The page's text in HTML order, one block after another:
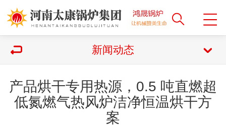
新闻动态
产品烘干专用热源，0.5 吨直燃超
低氮燃气热风炉洁净恒温烘干方
案